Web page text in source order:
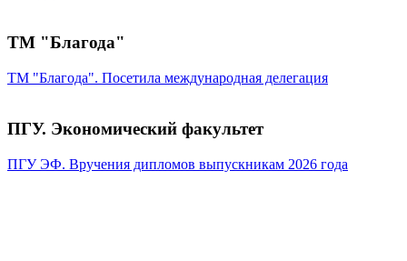
ТМ "Благода"
ТМ "Благода". Посетила международная делегация
ПГУ. Экономический факультет
ПГУ ЭФ. Вручения дипломов выпускникам 2026 года